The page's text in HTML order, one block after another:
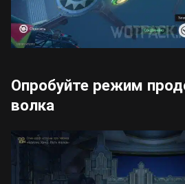
Опробуйте режим
волка